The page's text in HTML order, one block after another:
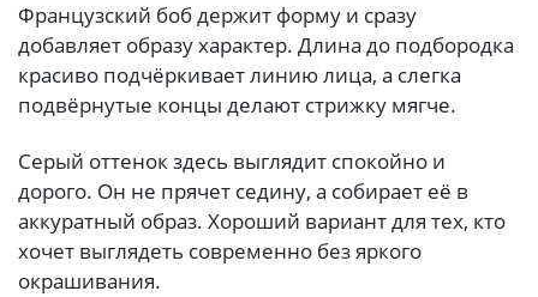
Французский боб держит форму и сразу
добавляет образу характер. Длина до подбородка
красиво подчёркивает линию лица, а слегка
подвёрнутые концы делают стрижку мягче.
Серый оттенок здесь выглядит спокойно и
дорого. Он не прячет седину, а собирает её в
аккуратный образ. Хороший вариант для тех, кто
хочет выглядеть современно без яркого
окрашивания.